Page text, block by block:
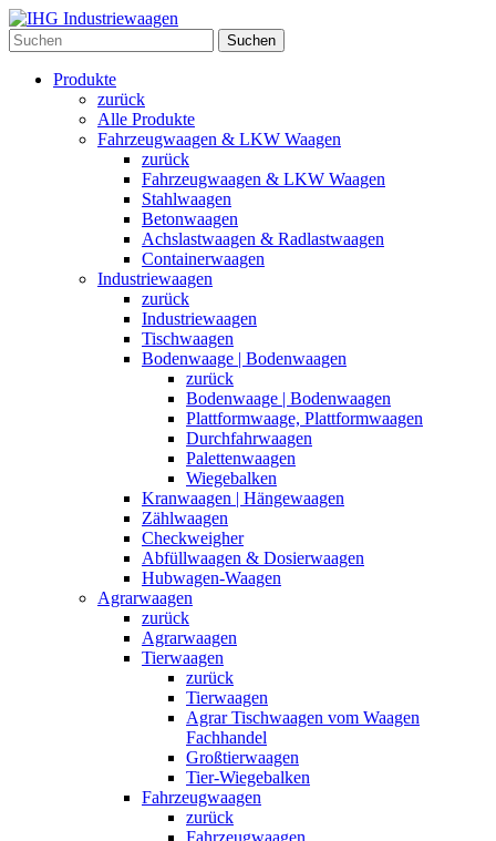
Suchen
Produkte
zurück
Alle Produkte
Fahrzeugwaagen & LKW Waagen
zurück
Fahrzeugwaagen & LKW Waagen
Stahlwaagen
Betonwaagen
Achslastwaagen & Radlastwaagen
Containerwaagen
Industriewaagen
zurück
Industriewaagen
Tischwaagen
Bodenwaage | Bodenwaagen
zurück
Bodenwaage | Bodenwaagen
Plattformwaage, Plattformwaagen
Durchfahrwaagen
Palettenwaagen
Wiegebalken
Kranwaagen | Hängewaagen
Zählwaagen
Checkweigher
Abfüllwaagen & Dosierwaagen
Hubwagen-Waagen
Agrarwaagen
zurück
Agrarwaagen
Tierwaagen
zurück
Tierwaagen
Agrar Tischwaagen vom Waagen
Fachhandel
Großtierwaagen
Tier-Wiegebalken
Fahrzeugwaagen
zurück
Fahrzeugwaagen